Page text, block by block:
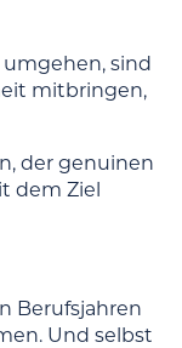
sind
mitbringen,
der genuinen
dem Ziel
Berufsjahren
Und selbst